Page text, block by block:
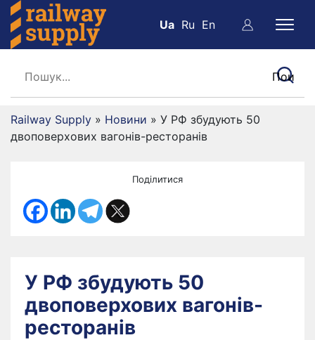
Ua Ru En
Railway Supply » Новини » У РФ збудують 50
двоповерхових вагонів-ресторанів
Поділитися
У РФ збудують 50
двоповерхових вагонів-
ресторанів